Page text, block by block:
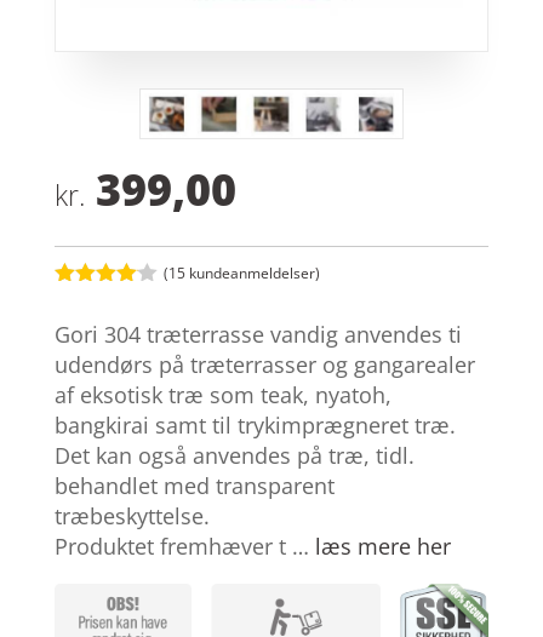
kr. 399,00
ud af 5
baseret
på
kundebed
ømmelse
r
(15 kundeanmeldelser)
Gori 304 træterrasse vandig anvendes ti
udendørs på træterrasser og gangarealer
af eksotisk træ som teak, nyatoh,
bangkirai samt til trykimprægneret træ.
Det kan også anvendes på træ, tidl.
behandlet med transparent
træbeskyttelse.
Produktet fremhæver t … læs mere her